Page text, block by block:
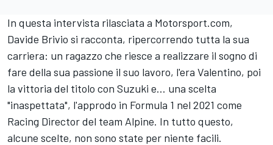
In questa intervista rilasciata a Motorsport.com,
Davide Brivio si racconta, ripercorrendo tutta la sua
carriera: un ragazzo che riesce a realizzare il sogno di
fare della sua passione il suo lavoro, l'era Valentino, poi
la vittoria del titolo con Suzuki e... una scelta
"inaspettata", l'approdo in Formula 1 nel 2021 come
Racing Director del team Alpine. In tutto questo,
alcune scelte, non sono state per niente facili.